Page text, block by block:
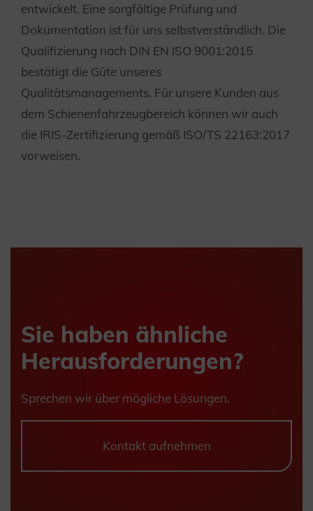
entwickelt. Eine sorgfältige Prüfung und
Dokumentation ist für uns selbstverständlich. Die
Qualifizierung nach DIN EN ISO 9001:2015
bestätigt die Güte unseres
Qualitätsmanagements. Für unsere Kunden aus
dem Schienenfahrzeugbereich können wir auch
die IRIS-Zertifizierung gemäß ISO/TS 22163:2017
vorweisen.
Sie haben ähnliche
Herausforderungen?
Sprechen wir über mögliche Lösungen.
Kontakt aufnehmen